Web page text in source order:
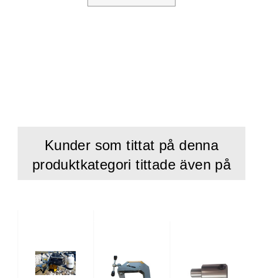
Kunder som tittat på denna
produktkategori tittade även på